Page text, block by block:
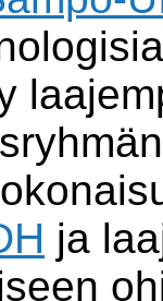
ja